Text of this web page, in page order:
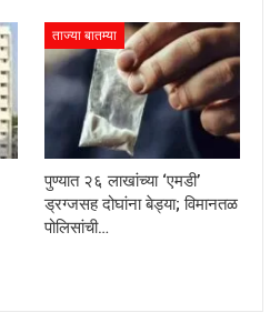
ताज्या बातम्या
पुण्यात २६ लाखांच्या ‘एमडी’
ड्रग्जसह दोघांना बेड्या; विमानतळ
पोलिसांची…